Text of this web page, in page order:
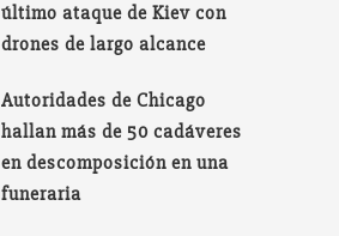
último ataque de Kiev con
drones de largo alcance
Autoridades de Chicago
hallan más de 50 cadáveres
en descomposición en una
funeraria